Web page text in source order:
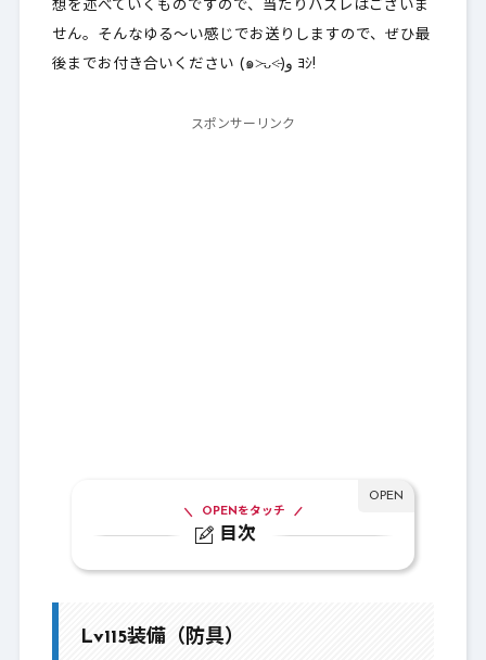
想を述べていくものですので、当たりハズレはございま
せん。そんなゆる～い感じでお送りしますので、ぜひ最
後までお付き合いください (๑˃̵ᴗ˂̵)و ﾖｼ!
スポンサーリンク
目次
OPENをタッチ
魔剣士・（魔法戦士）＞
Lv115装備（防具）